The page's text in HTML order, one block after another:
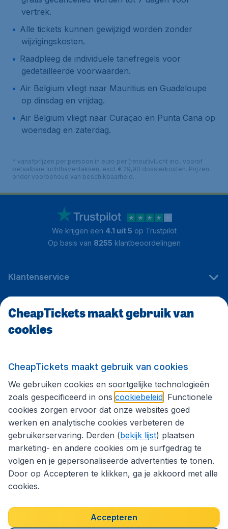
vertrek.
Alle tickets kunnen gewijzigd worden zonder
wijzigingskosten.
Raadpleeg de individuele tariefregels voor
gedetailleerde voorwaarden.
Air Belgium vliegt naar Mauritius en Guadeloupe
op dinsdag en vrijdag.
Air Belgium vliegt naar Curaçao en Punta Cana op
woensdag en zaterdag.
* vanafprijzen per persoon in euro per (retour)vlucht incl. vooraf
betaalbare luchthaventaksen, excl. € 29,90 dossierkosten. Prijzen
onder voorbehoud van beschikbaarheid.
We krijgen een 4.1 uit 5 op Trustpilot
Op basis van 8255 klantbeoordelingen
Klantenservice
CheapTickets.be
Volg CheapTickets.be
Privacybeleid
CheapTickets maakt gebruik van
cookies
CheapTickets maakt gebruik van cookies
We gebruiken cookies en soortgelijke technologieën
zoals gespecificeerd in ons cookiebeleid . Functionele
cookies zorgen ervoor dat onze websites goed
werken en analytische cookies verbeteren de
gebruikerservaring. Derden (bekijk lijst) plaatsen
marketing- en andere cookies om je surfgedrag te
volgen en je gepersonaliseerde advertenties te tonen.
Door op Accepteren te klikken, ga je akkoord met alle
cookies.
Accepteren